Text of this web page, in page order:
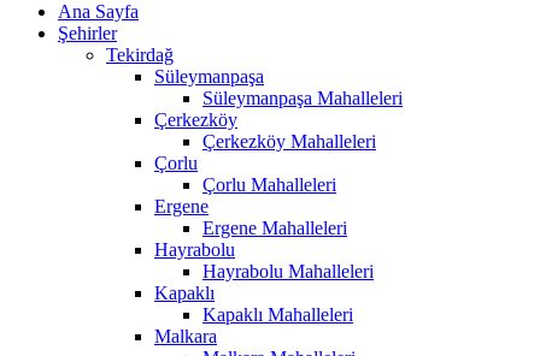
Ana Sayfa
Şehirler
Tekirdağ
Süleymanpaşa
Süleymanpaşa Mahalleleri
Çerkezköy
Çerkezköy Mahalleleri
Çorlu
Çorlu Mahalleleri
Ergene
Ergene Mahalleleri
Hayrabolu
Hayrabolu Mahalleleri
Kapaklı
Kapaklı Mahalleleri
Malkara